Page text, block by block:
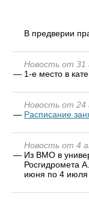
В предверии
Новость от 31
— 1-е место в
Новость от 24
— Расписание
Новость от 4
— Из ВМО в
Росгидромета
июня по 4 июля